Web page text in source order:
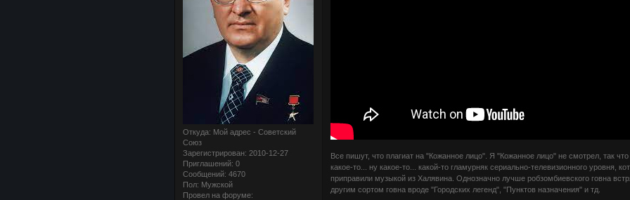
Откуда: Мой адрес - Советский
Союз
Зарегистрирован: 2010-12-27
Приглашений: 0
Сообщений: 4670
Пол: Мужской
Провел на форуме:
Все пишут, что плагиат на "Кожанное лицо". Я "Кожанное лицо" не смотрел, так
какое-то... ну какое-то... какой-то гламурняк сериально-телевизионного уровня,
приправили музыкой из Халявина. Однозначно лучше робзомбиевского говна
другим сортом говна вроде "Городских легенд", "Пунктов назначения" и тд.